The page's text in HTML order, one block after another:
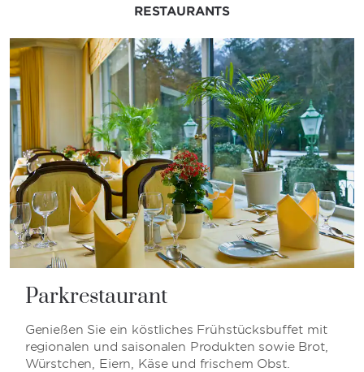
RESTAURANTS
Parkrestaurant
Genießen Sie ein köstliches Frühstücksbuffet mit
regionalen und saisonalen Produkten sowie Brot,
Würstchen, Eiern, Käse und frischem Obst.